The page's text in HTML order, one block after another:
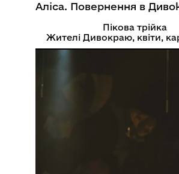
Аліса. Повернення в
Пікова трійка
Жителі Дивокраю, квіти,